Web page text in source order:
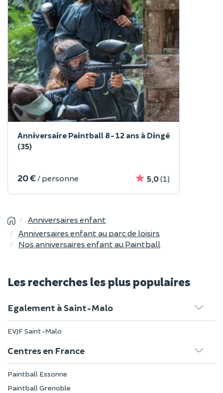
Anniversaire Paintball 8-12 ans à Dingé
(35)
20 € / personne 5,0(1)
Anniversaires enfant
Anniversaires enfant au parc de loisirs
Nos anniversaires enfant au Paintball
Les recherches les plus populaires
Egalement à Saint-Malo
EVJF Saint-Malo
Centres en France
Paintball Essonne
Paintball Grenoble